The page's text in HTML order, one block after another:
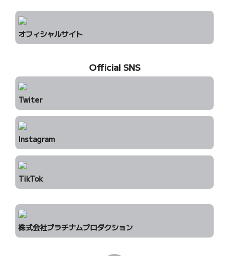
オフィシャルサイト
Official SNS
Twiter
Instagram
TikTok
株式会社プラチナムプロダクション